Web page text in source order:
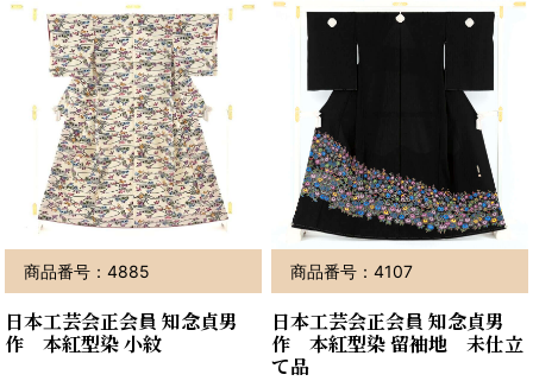
商品番号：4885
日本工芸会正会員 知念貞男
作 本紅型染 小紋
商品番号：4107
日本工芸会正会員 知念貞男
作 本紅型染 留袖地 未仕立
て品